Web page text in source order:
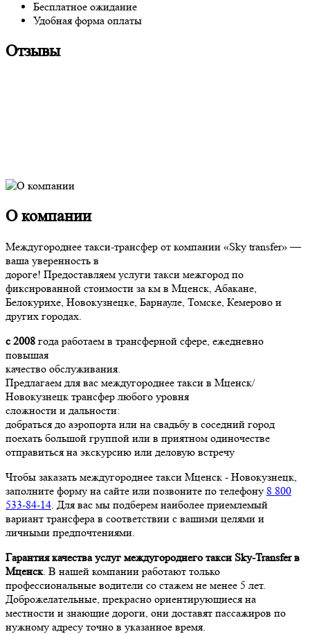
Бесплатное ожидание
Удобная форма оплаты
Отзывы
О компании
Междугороднее такси-трансфер от компании «Sky transfer» —
ваша уверенность в
дороге! Предоставляем услуги такси межгород по
фиксированной стоимости за км в Мценск, Абакане,
Белокурихе, Новокузнецке, Барнауле, Томске, Кемерово и
других городах.
с 2008 года работаем в трансферной сфере, ежедневно
повышая
качество обслуживания.
Предлагаем для вас междугороднее такси в Мценск/
Новокузнецк трансфер любого уровня
сложности и дальности:
добраться до аэропорта или на свадьбу в соседний город
поехать большой группой или в приятном одиночестве
отправиться на экскурсию или деловую встречу
Чтобы заказать междугороднее такси Мценск - Новокузнецк,
заполните форму на сайте или позвоните по телефону 8 800
533-84-14. Для вас мы подберем наиболее приемлемый
вариант трансфера в соответствии с вашими целями и
личными предпочтениями.
Гарантия качества услуг междугороднего такси Sky-Transfer в
Мценск. В нашей компании работают только
профессиональные водители со стажем не менее 5 лет.
Доброжелательные, прекрасно ориентирующиеся на
местности и знающие дороги, они доставят пассажиров по
нужному адресу точно в указанное время.